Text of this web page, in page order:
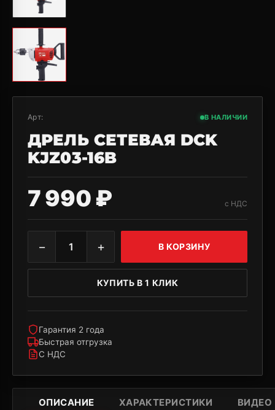
ОПИСАНИЕ ХАРАКТЕРИСТИКИ ВИДЕО
Арт: В НАЛИЧИИ
ДРЕЛЬ СЕТЕВАЯ DCK
KJZ03-16B
7 990 ₽ с НДС
− 1 + В КОРЗИНУ
КУПИТЬ В 1 КЛИК
Гарантия 2 года
Быстрая отгрузка
С НДС